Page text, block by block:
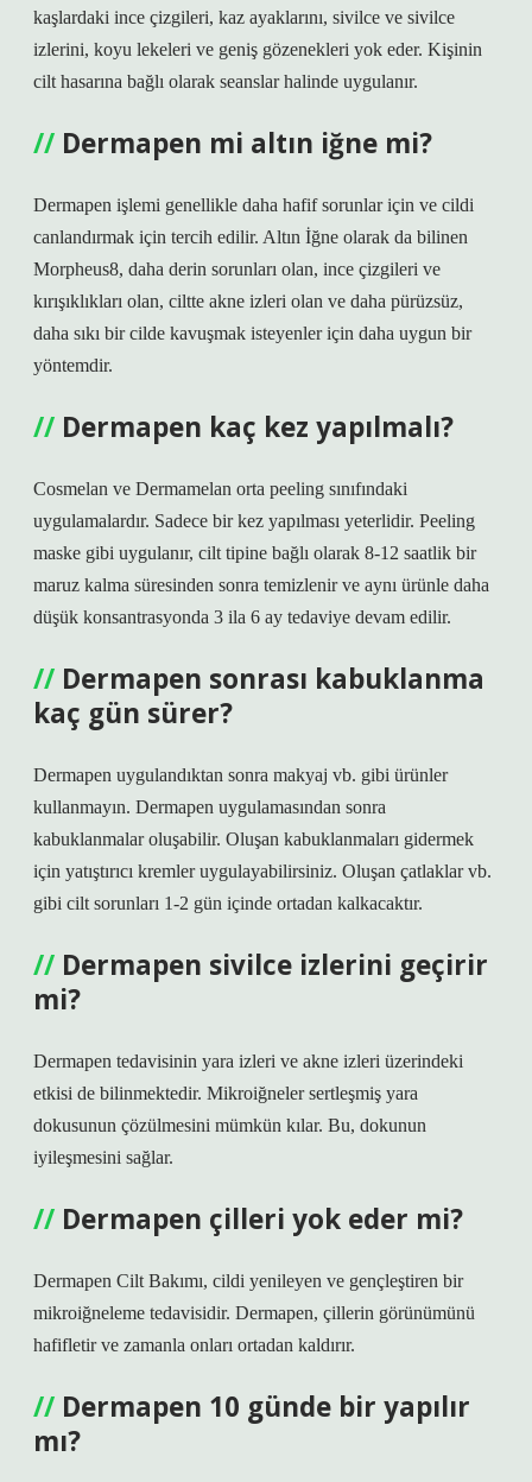
kaşlardaki ince çizgileri, kaz ayaklarını, sivilce ve sivilce
izlerini, koyu lekeleri ve geniş gözenekleri yok eder. Kişinin
cilt hasarına bağlı olarak seanslar halinde uygulanır.
Dermapen mi altın iğne mi?
Dermapen işlemi genellikle daha hafif sorunlar için ve cildi
canlandırmak için tercih edilir. Altın İğne olarak da bilinen
Morpheus8, daha derin sorunları olan, ince çizgileri ve
kırışıklıkları olan, ciltte akne izleri olan ve daha pürüzsüz,
daha sıkı bir cilde kavuşmak isteyenler için daha uygun bir
yöntemdir.
Dermapen kaç kez yapılmalı?
Cosmelan ve Dermamelan orta peeling sınıfındaki
uygulamalardır. Sadece bir kez yapılması yeterlidir. Peeling
maske gibi uygulanır, cilt tipine bağlı olarak 8-12 saatlik bir
maruz kalma süresinden sonra temizlenir ve aynı ürünle daha
düşük konsantrasyonda 3 ila 6 ay tedaviye devam edilir.
Dermapen sonrası kabuklanma
kaç gün sürer?
Dermapen uygulandıktan sonra makyaj vb. gibi ürünler
kullanmayın. Dermapen uygulamasından sonra
kabuklanmalar oluşabilir. Oluşan kabuklanmaları gidermek
için yatıştırıcı kremler uygulayabilirsiniz. Oluşan çatlaklar vb.
gibi cilt sorunları 1-2 gün içinde ortadan kalkacaktır.
Dermapen sivilce izlerini geçirir
mi?
Dermapen tedavisinin yara izleri ve akne izleri üzerindeki
etkisi de bilinmektedir. Mikroiğneler sertleşmiş yara
dokusunun çözülmesini mümkün kılar. Bu, dokunun
iyileşmesini sağlar.
Dermapen çilleri yok eder mi?
Dermapen Cilt Bakımı, cildi yenileyen ve gençleştiren bir
mikroiğneleme tedavisidir. Dermapen, çillerin görünümünü
hafifletir ve zamanla onları ortadan kaldırır.
Dermapen 10 günde bir yapılır
mı?